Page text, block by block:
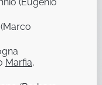
Marfia,